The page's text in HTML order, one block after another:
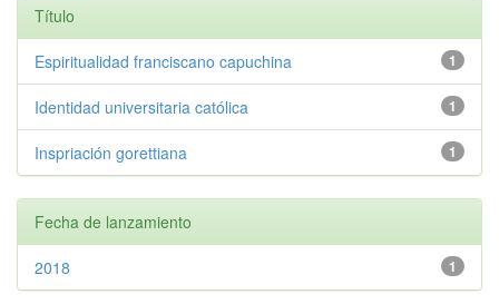
Título
1
Espiritualidad franciscano capuchina
1
Identidad universitaria católica
1
Inspriación gorettiana
Fecha de lanzamiento
1
2018